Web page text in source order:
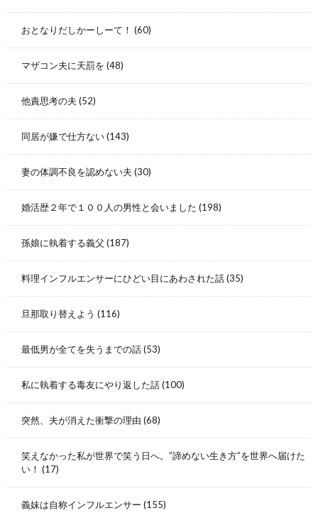
おとなりだしかーしーて！ (60)
マザコン夫に天罰を (48)
他責思考の夫 (52)
同居が嫌で仕方ない(143)
妻の体調不良を認めない夫 (30)
婚活歴２年で１００人の男性と会いました (198)
孫娘に執着する義父 (187)
料理インフルエンサーにひどい目にあわされた話(35)
旦那取り替えよう (116)
最低男が全てを失うまでの話(53)
私に執着する毒友にやり返した話(100)
突然、夫が消えた衝撃の理由 (68)
笑えなかった私が世界で笑う日へ。”諦めない生き方”を世界へ届けた
い！ (17)
義妹は自称インフルエンサー (155)